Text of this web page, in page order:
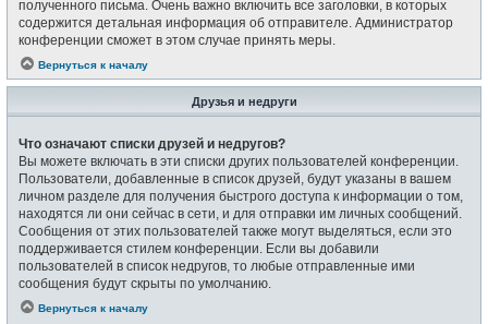
полученного письма. Очень важно включить все заголовки, в которых
содержится детальная информация об отправителе. Администратор
конференции сможет в этом случае принять меры.
Вернуться к началу
Друзья и недруги
Что означают списки друзей и недругов?
Вы можете включать в эти списки других пользователей конференции.
Пользователи, добавленные в список друзей, будут указаны в вашем
личном разделе для получения быстрого доступа к информации о том,
находятся ли они сейчас в сети, и для отправки им личных сообщений.
Сообщения от этих пользователей также могут выделяться, если это
поддерживается стилем конференции. Если вы добавили
пользователей в список недругов, то любые отправленные ими
сообщения будут скрыты по умолчанию.
Вернуться к началу